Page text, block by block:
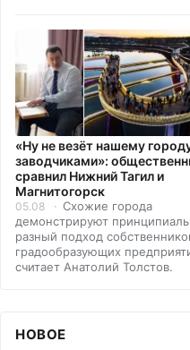
«Ну не везёт нашему
заводчиками»:
сравнил Нижний Тагил и
Магнитогорск
05.08
Схожие города
демонстрируют
разный подход
градообразующих
считает Анатолий Толстов.
НОВОЕ